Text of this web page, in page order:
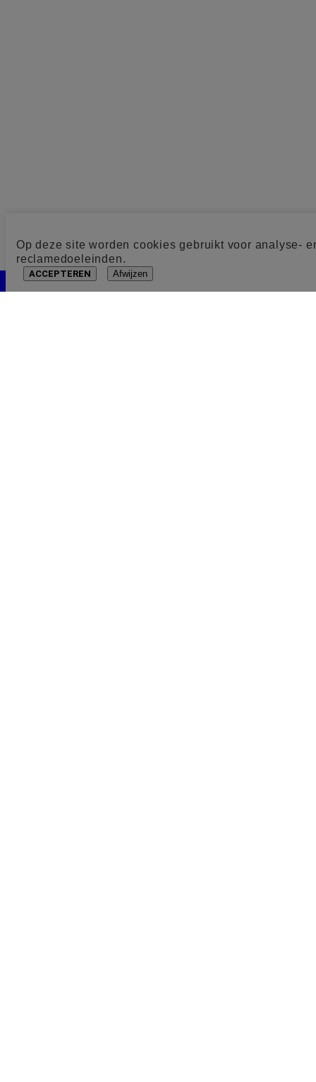
Op deze site worden cookies gebruikt voor analyse-
reclamedoeleinden.
ACCEPTEREN Afwijzen
Cookie toestemming